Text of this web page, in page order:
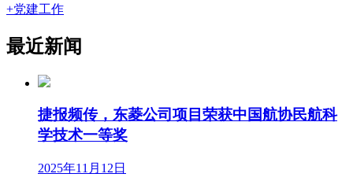
+党建工作
最近新闻
捷报频传，东菱公司项目荣获中国航协民航科
学技术一等奖
2025年11月12日